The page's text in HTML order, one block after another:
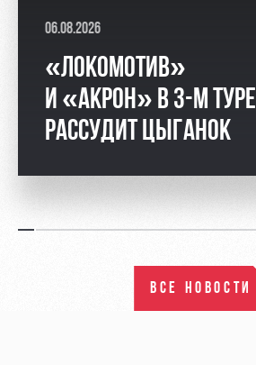
06.08.2026
«ЛОКОМОТИВ»
И «АКРОН» В 3-М ТУРЕ
РАССУДИТ ЦЫГАНОК
ВСЕ НОВОСТИ